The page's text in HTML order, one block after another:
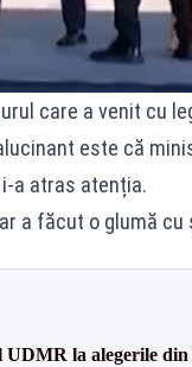
care a venit cu
este că
a atras atenția.
a făcut o glumă
UDMR la alegerile